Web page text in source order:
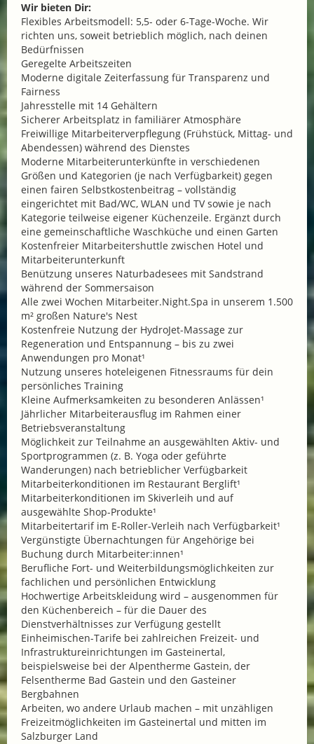
Wir bieten Dir:
Flexibles Arbeitsmodell: 5,5- oder 6-Tage-Woche. Wir
richten uns, soweit betrieblich möglich, nach deinen
Bedürfnissen
Geregelte Arbeitszeiten
Moderne digitale Zeiterfassung für Transparenz und
Fairness
Jahresstelle mit 14 Gehältern
Sicherer Arbeitsplatz in familiärer Atmosphäre
Freiwillige Mitarbeiterverpflegung (Frühstück, Mittag- und
Abendessen) während des Dienstes
Moderne Mitarbeiterunterkünfte in verschiedenen
Größen und Kategorien (je nach Verfügbarkeit) gegen
einen fairen Selbstkostenbeitrag – vollständig
eingerichtet mit Bad/WC, WLAN und TV sowie je nach
Kategorie teilweise eigener Küchenzeile. Ergänzt durch
eine gemeinschaftliche Waschküche und einen Garten
Kostenfreier Mitarbeitershuttle zwischen Hotel und
Mitarbeiterunterkunft
Benützung unseres Naturbadesees mit Sandstrand
während der Sommersaison
Alle zwei Wochen Mitarbeiter.Night.Spa in unserem 1.500
m² großen Nature's Nest
Kostenfreie Nutzung der HydroJet-Massage zur
Regeneration und Entspannung – bis zu zwei
Anwendungen pro Monat¹
Nutzung unseres hoteleigenen Fitnessraums für dein
persönliches Training
Kleine Aufmerksamkeiten zu besonderen Anlässen¹
Jährlicher Mitarbeiterausflug im Rahmen einer
Betriebsveranstaltung
Möglichkeit zur Teilnahme an ausgewählten Aktiv- und
Sportprogrammen (z. B. Yoga oder geführte
Wanderungen) nach betrieblicher Verfügbarkeit
Mitarbeiterkonditionen im Restaurant Berglift¹
Mitarbeiterkonditionen im Skiverleih und auf
ausgewählte Shop-Produkte¹
Mitarbeitertarif im E-Roller-Verleih nach Verfügbarkeit¹
Vergünstigte Übernachtungen für Angehörige bei
Buchung durch Mitarbeiter:innen¹
Berufliche Fort- und Weiterbildungsmöglichkeiten zur
fachlichen und persönlichen Entwicklung
Hochwertige Arbeitskleidung wird – ausgenommen für
den Küchenbereich – für die Dauer des
Dienstverhältnisses zur Verfügung gestellt
Einheimischen-Tarife bei zahlreichen Freizeit- und
Infrastruktureinrichtungen im Gasteinertal,
beispielsweise bei der Alpentherme Gastein, der
Felsentherme Bad Gastein und den Gasteiner
Bergbahnen
Arbeiten, wo andere Urlaub machen – mit unzähligen
Freizeitmöglichkeiten im Gasteinertal und mitten im
Salzburger Land